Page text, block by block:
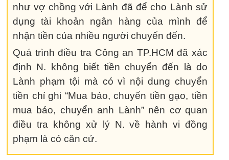
như vợ chồng với Lành đã để cho Lành sử
dụng tài khoản ngân hàng của mình để
nhận tiền của nhiều người chuyển đến.
Quá trình điều tra Công an TP.HCM đã xác
định N. không biết tiền chuyển đến là do
Lành phạm tội mà có vì nội dung chuyển
tiền chỉ ghi “Mua báo, chuyển tiền gạo, tiền
mua báo, chuyển anh Lành” nên cơ quan
điều tra không xử lý N. về hành vi đồng
phạm là có căn cứ.